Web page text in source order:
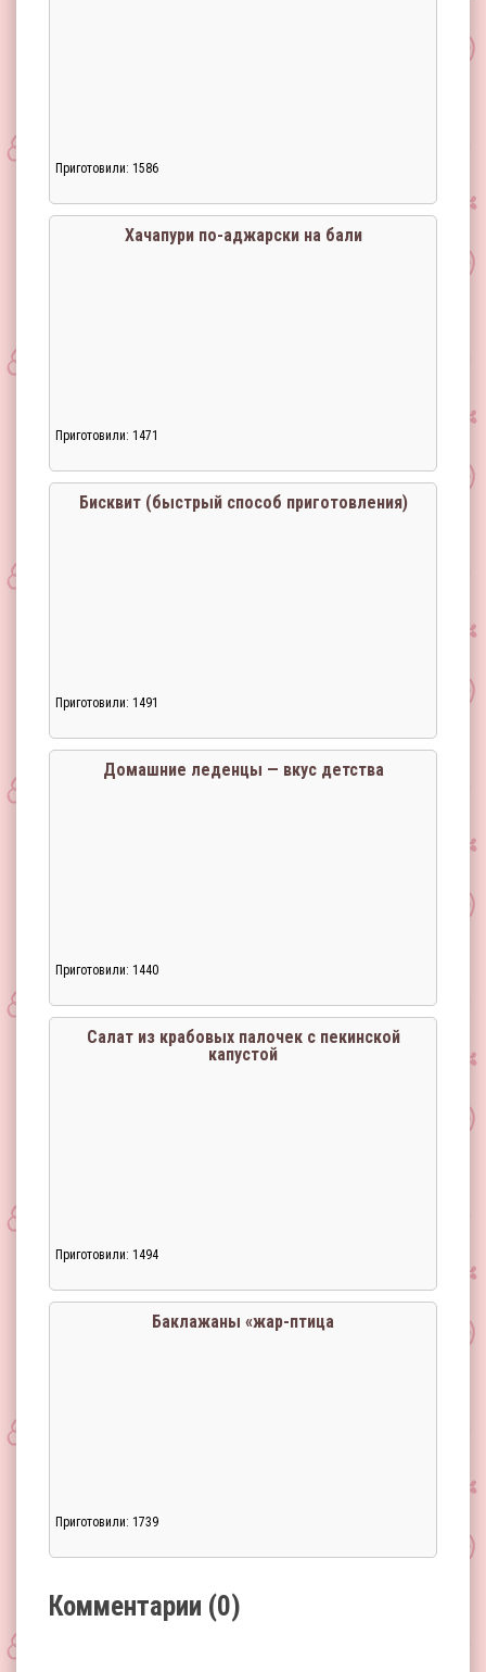
Приготовили: 1586
Хачапури по-аджарски на бали
Приготовили: 1471
Бисквит (быстрый способ приготовления)
Приготовили: 1491
Домашние леденцы — вкус детства
Приготовили: 1440
Салат из крабовых палочек с пекинской
капустой
Приготовили: 1494
Баклажаны «жар-птица
Приготовили: 1739
Комментарии (0)